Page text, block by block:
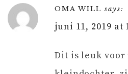
OMA WILL says:
juni 11, 2019 at
Dit is leuk voor